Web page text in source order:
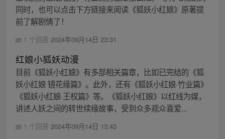
同时，也可以点击下方链接来阅读《狐妖小红娘》原著提
前了解剧情了！
1 个回答 2024年09月14日 23:31
红娘小狐妖动漫
目前《狐妖小红娘》有多部相关篇章，比如已完结的《狐
妖小红娘 镜花缘篇》。此外，还有《狐妖小红娘·竹业篇》
《狐妖小红娘·王权篇》等。《狐妖小红娘》以红线为媒，
讲述人妖之间的转世续缘故事，受到众多观众喜爱...
1 个回答 2024年09月14日 13:43